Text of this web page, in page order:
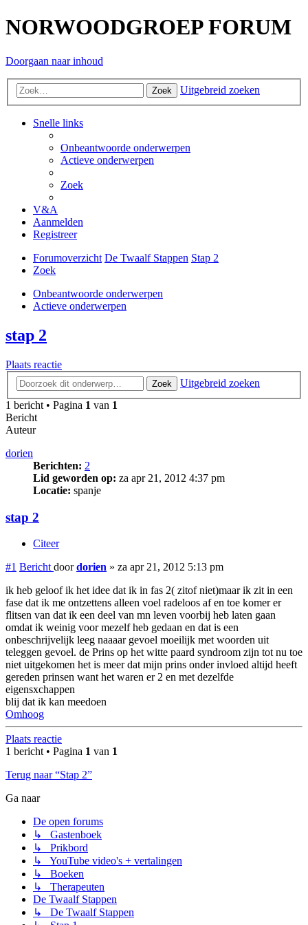
NORWOODGROEP FORUM
Doorgaan naar inhoud
Zoek Uitgebreid zoeken
Snelle links
Onbeantwoorde onderwerpen
Actieve onderwerpen
Zoek
V&A
Aanmelden
Registreer
Forumoverzicht De Twaalf Stappen Stap 2
Zoek
Onbeantwoorde onderwerpen
Actieve onderwerpen
stap 2
Plaats reactie
Zoek
Uitgebreid zoeken
1 bericht • Pagina 1 van 1
Bericht
Auteur
dorien
Berichten: 2
Lid geworden op: za apr 21, 2012 4:37 pm
Locatie: spanje
stap 2
Citeer
#1 Bericht doordorien » za apr 21, 2012 5:13 pm
ik heb geloof ik het idee dat ik in fas 2( zitof niet)maar ik zit in een
fase dat ik me ontzettens alleen voel radeloos af en toe komer er
flitsen van dat ik een deel van mn leven voorbij heb laten gaan
omdat ik weinig voor mezelf heb gedaan en dat is een
onbeschrijvelijk leeg naaaar gevoel moeilijk met woorden uit
teleggen gevoel. de Prins op het witte paard syndroom zijn tot nu toe
niet uitgekomen het is meer dat mijn prins onder invloed altijd heeft
gereden prinsen want het waren er 2 en met dezelfde
eigensxchappen
blij dat ik kan meedoen
Omhoog
Plaats reactie
1 bericht • Pagina 1 van 1
Terug naar “Stap 2”
Ga naar
De open forums
↳ Gastenboek
↳ Prikbord
↳ YouTube video's + vertalingen
↳ Boeken
↳ Therapeuten
De Twaalf Stappen
↳ De Twaalf Stappen